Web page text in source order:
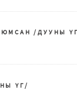
/ДУУНЫ
ҮГ/